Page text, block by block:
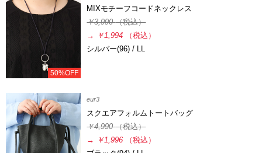
50%OFF
MIXモチーフコードネックレス
￥3,990（税込）
→
￥1,994
（税込）
シルバー(96) / LL
eur3
スクエアフォルムトートバッグ
￥4,990（税込）
→
￥1,996
（税込）